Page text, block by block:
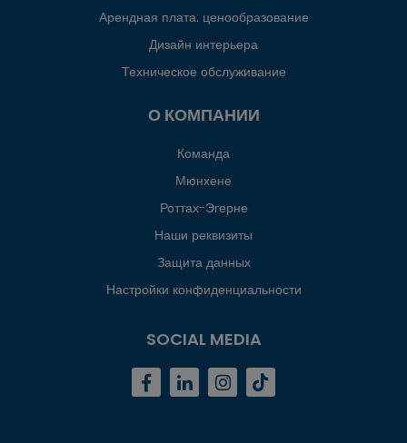
Арендная плата: ценообразование
Дизайн интерьера
Техническое обслуживание
О КОМПАНИИ
Команда
Мюнхене
Роттах-Эгерне
Наши реквизиты
Защита данных
Настройки конфиденциальности
SOCIAL MEDIA